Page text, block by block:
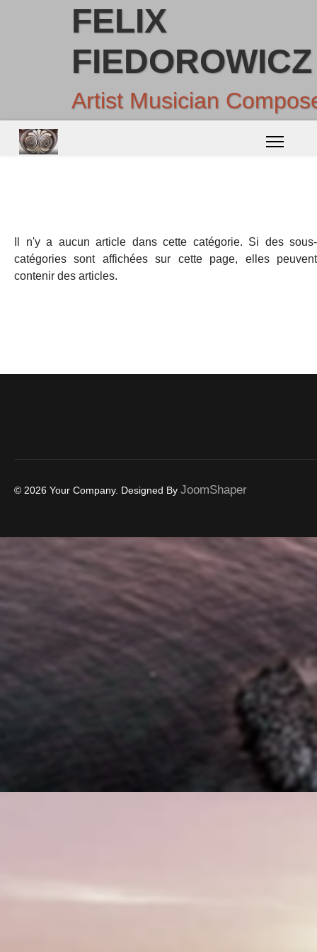
FELIX
FIEDOROWICZ
Artist Musician
Il n'y a aucun article dans cette catégorie. Si des sous-
catégories sont affichées sur cette page, elles peuvent
contenir des articles.
© 2026 Your Company. Designed By JoomShaper